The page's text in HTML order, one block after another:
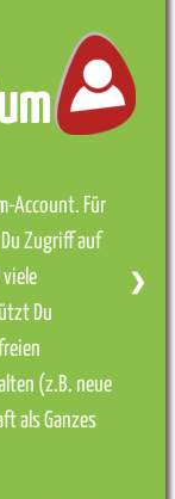
Account. Für
Zugriff auf
Du
(z.B. neue
als Ganzes
❯